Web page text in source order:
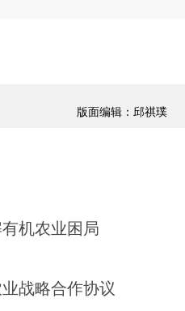
版面编辑：邱祺璞
机农业困局
战略合作协议